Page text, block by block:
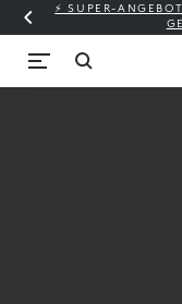
⚡ SUPER-